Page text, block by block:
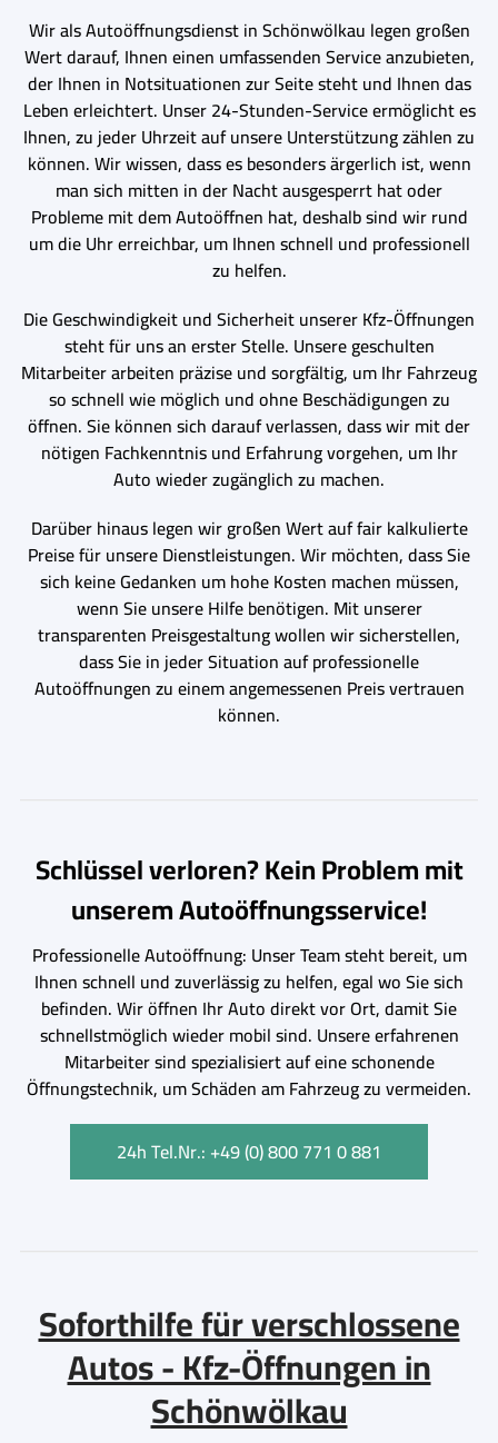
Wir als Autoöffnungsdienst in Schönwölkau legen großen
Wert darauf, Ihnen einen umfassenden Service anzubieten,
der Ihnen in Notsituationen zur Seite steht und Ihnen das
Leben erleichtert. Unser 24-Stunden-Service ermöglicht es
Ihnen, zu jeder Uhrzeit auf unsere Unterstützung zählen zu
können. Wir wissen, dass es besonders ärgerlich ist, wenn
man sich mitten in der Nacht ausgesperrt hat oder
Probleme mit dem Autoöffnen hat, deshalb sind wir rund
um die Uhr erreichbar, um Ihnen schnell und professionell
zu helfen.
Die Geschwindigkeit und Sicherheit unserer Kfz-Öffnungen
steht für uns an erster Stelle. Unsere geschulten
Mitarbeiter arbeiten präzise und sorgfältig, um Ihr Fahrzeug
so schnell wie möglich und ohne Beschädigungen zu
öffnen. Sie können sich darauf verlassen, dass wir mit der
nötigen Fachkenntnis und Erfahrung vorgehen, um Ihr
Auto wieder zugänglich zu machen.
Darüber hinaus legen wir großen Wert auf fair kalkulierte
Preise für unsere Dienstleistungen. Wir möchten, dass Sie
sich keine Gedanken um hohe Kosten machen müssen,
wenn Sie unsere Hilfe benötigen. Mit unserer
transparenten Preisgestaltung wollen wir sicherstellen,
dass Sie in jeder Situation auf professionelle
Autoöffnungen zu einem angemessenen Preis vertrauen
können.
Schlüssel verloren? Kein Problem mit
unserem Autoöffnungsservice!
Professionelle Autoöffnung: Unser Team steht bereit, um
Ihnen schnell und zuverlässig zu helfen, egal wo Sie sich
befinden. Wir öffnen Ihr Auto direkt vor Ort, damit Sie
schnellstmöglich wieder mobil sind. Unsere erfahrenen
Mitarbeiter sind spezialisiert auf eine schonende
Öffnungstechnik, um Schäden am Fahrzeug zu vermeiden.
24h Tel.Nr.: +49 (0) 800 771 0 881
Soforthilfe für verschlossene
Autos - Kfz-Öffnungen in
Schönwölkau